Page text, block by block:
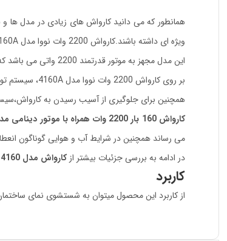
همانطور که می دانید کارواش های زیادی در مدل ها
ویژه ای داشته باشند.کارواش 2200 وات نووا مدل 4160A
این مدل مجهز به موتور قدرتمند 2200 واتی می باشد که قادر است حداکثر فشار آب خروجی 160 بار و همچنین حداکثر جریان آب 7.3 لیتر در دقیقه را تولید نماید.
بر روی کارواش 2200 وات نووا مدل 4160A، سیستم توقف اتوماتیک (TSS) کارگزاری شده است که موجب شده به طور خودکار و سریع دستگاه خاموش و روشن شود.
همچنین برای جلوگیری از آسیب رسیدن به
کارواش 160 بار 2200 وات همراه با موتور دینامی مدل 4160
می رساند همچنین در شرایط آب و هوایی گوناگون
در ادامه به بررسی جزئیات بیشتر ازکارواش مدل 4160
کاربرد
از کاربرد این محصول میتوان به شستشوی نمای